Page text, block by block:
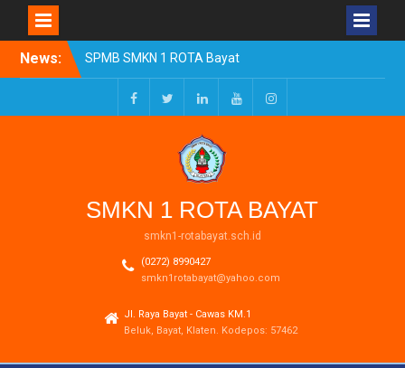
News:
SPMB SMKN 1 ROTA Bayat
Tahun Ajaran 2026/2027
Resmi Dibuka
Pengumuman Kelulusan
Tahun Ajaran 2025-2026
Realisasi Dana BOSP
Reguler Tahap 1 Tahun
FacebookTwitterLinkedInYoutubeInstagram
SMKN 1 ROTA BAYAT
smkn1-rotabayat.sch.id
(0272) 8990427
smkn1rotabayat@yahoo.com
Jl. Raya Bayat - Cawas KM.1
Beluk, Bayat, Klaten. Kodepos: 57462